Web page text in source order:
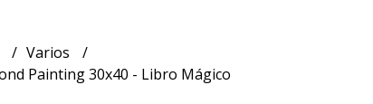
Varios
Painting 30x40 - Libro Mágico